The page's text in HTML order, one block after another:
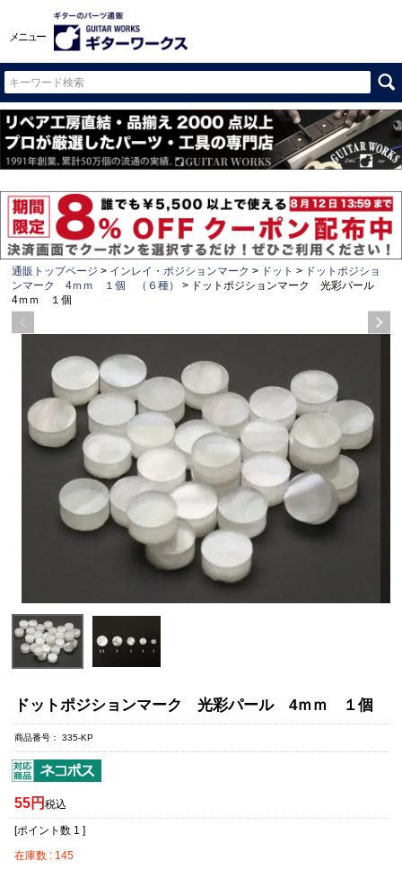
メニュー
通販トップページ インレイ・ポジションマーク ドット
ドットポジショ
ンマーク 4ｍｍ １個 （６種）
ドットポジションマーク 光彩パール
4ｍｍ １個
ドットポジションマーク 光彩パール 4ｍｍ １個
商品番号 335-KP
55 税込
[ポイント数 1 ]
在庫数
145